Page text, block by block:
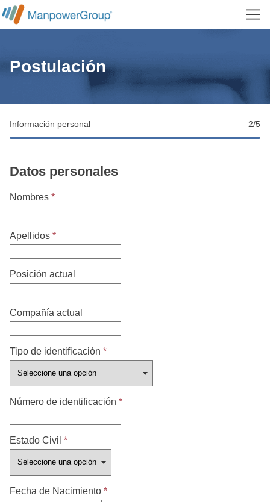
Postulación
Información personal 2/5
Datos personales
Nombres *
Apellidos *
Posición actual
Compañía actual
Tipo de identificación *
Número de identificación *
Estado Civil *
Fecha de Nacimiento *